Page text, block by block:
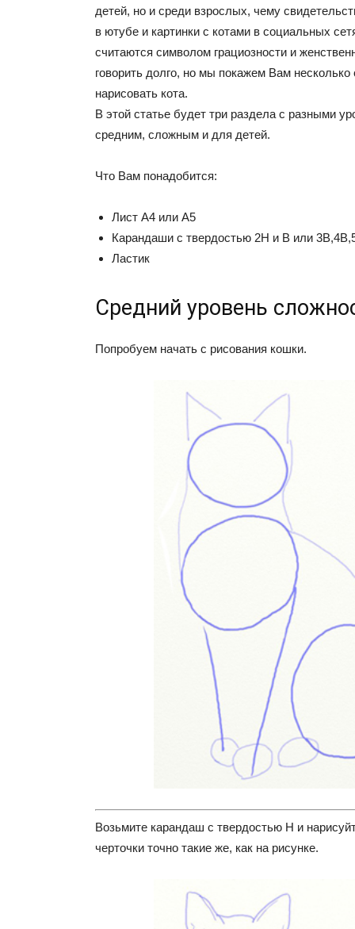
детей, но и среди взрослых, чему
в ютубе и картинки с котами в социальных
считаются символом грациозности и
говорить долго, но мы покажем Вам несколько
нарисовать кота.
В этой статье будет три раздела с разными
средним, сложным и для детей.
Что Вам понадобится:
Лист А4 или А5
Карандаши с твердостью 2Н и В или
Ластик
Средний уровень
Попробуем начать с рисования кошки.
Возьмите карандаш с твердостью Н и
черточки точно такие же, как на рисунке.